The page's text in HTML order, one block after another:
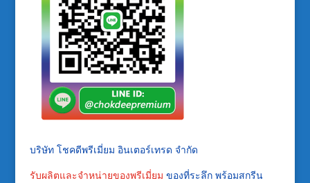
บริษัท โชคดีพรีเมี่ยม อินเตอร์เทรด จำกัด
รับผลิตและจำหน่ายของพรีเมี่ยม ของที่ระลึก พร้อมสกรีน